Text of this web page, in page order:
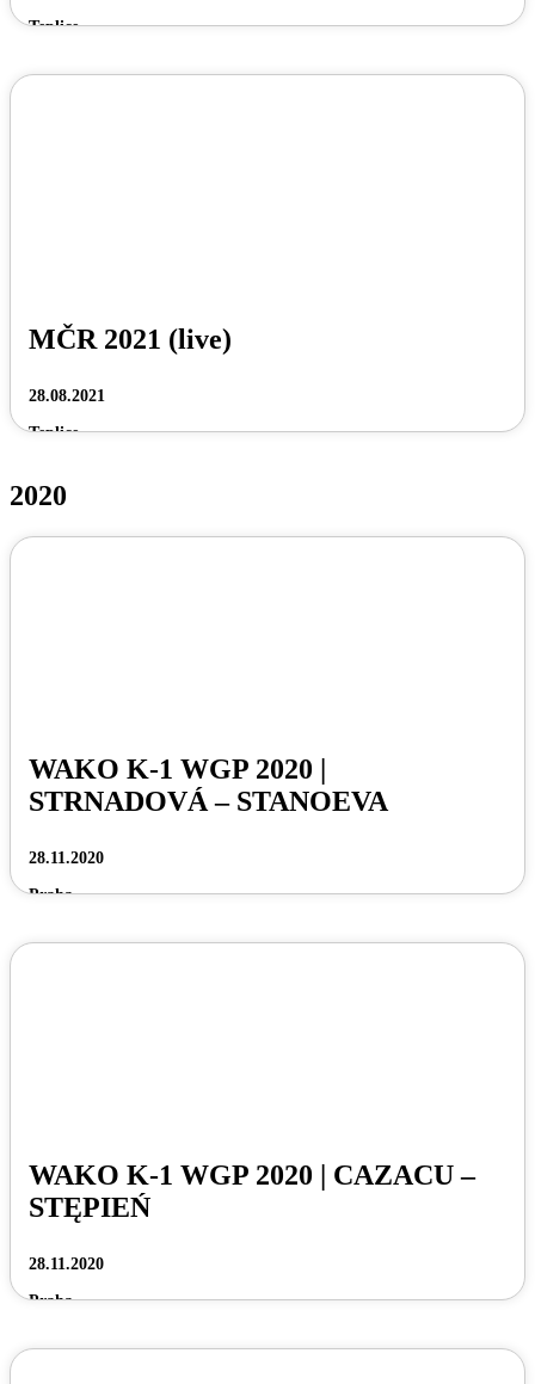
Teplice
MČR 2021 (live)
28.08.2021
Teplice
2020
WAKO K-1 WGP 2020 |
STRNADOVÁ – STANOEVA
28.11.2020
Praha
WAKO K-1 WGP 2020 | CAZACU –
STĘPIEŃ
28.11.2020
Praha